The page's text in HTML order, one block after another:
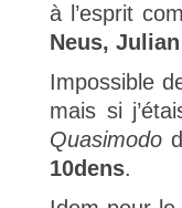
à l’esprit
Neus,
Impossible
mais si
Quasimodo
10dens.